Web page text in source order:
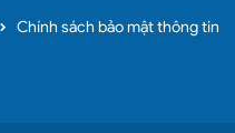
Chính sách bảo mật thông tin